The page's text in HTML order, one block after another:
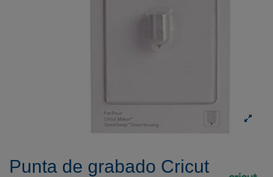
Punta de grabado Cricut